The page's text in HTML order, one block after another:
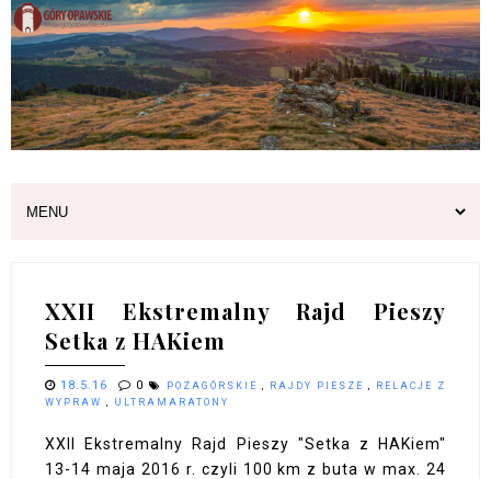
XXII Ekstremalny Rajd Pieszy
Setka z HAKiem
18.5.16 0 POZAGÓRSKIE RAJDY PIESZE
RELACJE Z
WYPRAW
ULTRAMARATONY
XXII Ekstremalny Rajd Pieszy "Setka z HAKiem"
13-14 maja 2016 r. czyli 100 km z buta w max. 24